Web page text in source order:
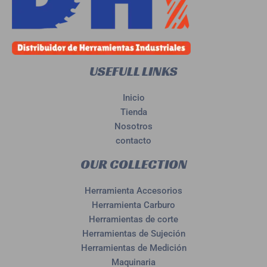
USEFULL LINKS
Inicio
Tienda
Nosotros
contacto
OUR COLLECTION
Herramienta Accesorios
Herramienta Carburo
Herramientas de corte
Herramientas de Sujeción
Herramientas de Medición
Maquinaria